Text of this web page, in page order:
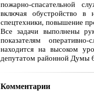
пожарно-спасательной
включая обустройство в
спецтехники, повышение
Все задачи выполнены
показателям
находится на высоком
депутатом районной Думы
Комментарии